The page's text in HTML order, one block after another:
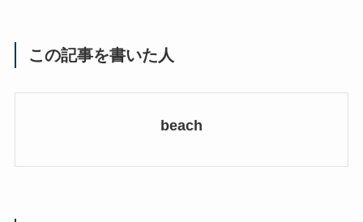
この記事を書いた人
beach